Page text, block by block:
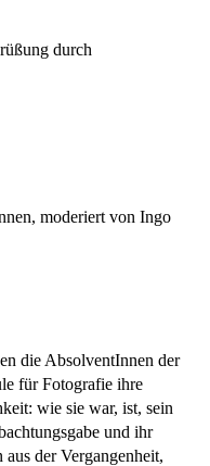
durch
moderiert von Ingo
die AbsolventInnen der
für Fotografie ihre
wie sie war, ist, sein
und ihr
der Vergangenheit,